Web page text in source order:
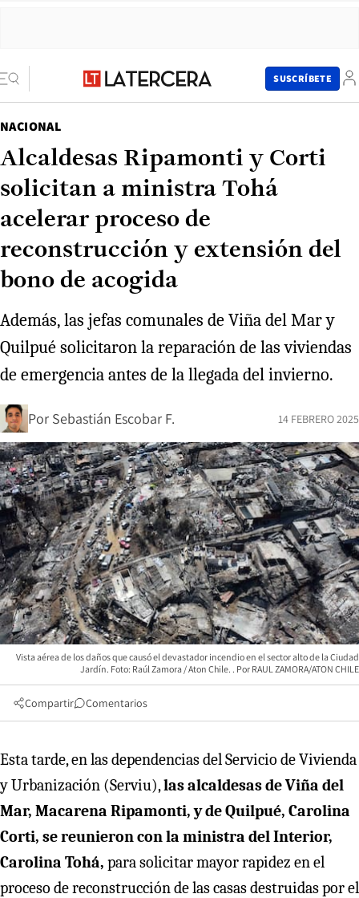
SUSCRÍBETE
NACIONAL
Alcaldesas Ripamonti y Corti
solicitan a ministra Tohá
acelerar proceso de
reconstrucción y extensión del
bono de acogida
Además, las jefas comunales de Viña del Mar y
Quilpué solicitaron la reparación de las viviendas
de emergencia antes de la llegada del invierno.
Por Sebastián Escobar F. 14 FEBRERO 2025
Vista aérea de los daños que causó el devastador incendio en el sector alto de la Ciudad
Jardín. Foto: Raúl Zamora / Aton Chile.
RAUL ZAMORA/ATON CHILE
Compartir Comentarios
Esta tarde, en las dependencias del Servicio de Vivienda
y Urbanización (Serviu),las alcaldesas de Viña del
Mar, Macarena Ripamonti, y de Quilpué, Carolina
Corti, se reunieron con la ministra del Interior,
Carolina Tohá, para solicitar mayor rapidez en el
proceso de reconstrucción de las casas destruidas por el